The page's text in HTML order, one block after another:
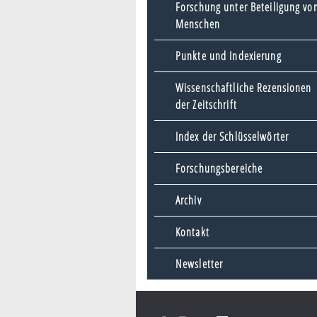
Forschung unter Beteiligung
Menschen
Punkte und Indexierung
Wissenschaftliche Rezensionen
der Zeitschrift
Index der Schlüsselwörter
Forschungsbereiche
Archiv
Kontakt
Newsletter